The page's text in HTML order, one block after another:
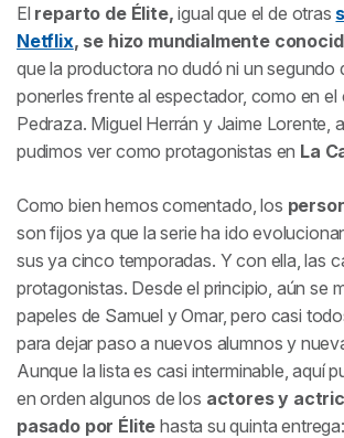
El reparto de Élite,igual que el de otras
Netflix, se hizo mundialmente
que la productora no dudó ni un segundo
ponerles frente al espectador, como en el
Pedraza. Miguel Herrán y Jaime Lorente,
pudimos ver como protagonistas en La
Como bien hemos comentado, los
son fijos ya que la serie ha ido
sus ya cinco temporadas. Y con ella, las
protagonistas. Desde el principio, aún se
papeles de Samuel y Omar, pero casi
para dejar paso a nuevos alumnos y
Aunque la lista es casi interminable, aquí
en orden algunos de los actores y
pasado por Élitehasta su quinta entrega: